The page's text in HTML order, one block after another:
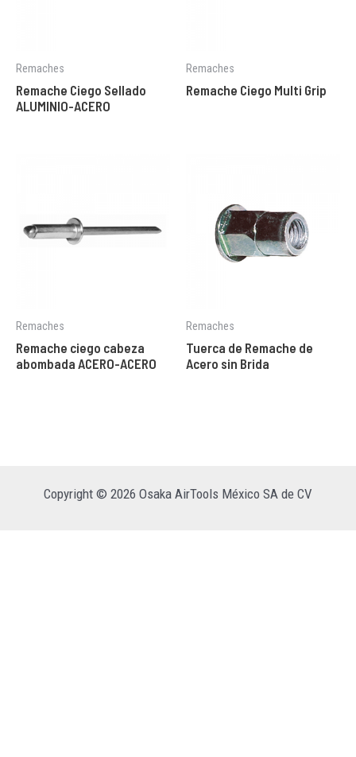
Remaches
Remache Ciego Sellado
ALUMINIO-ACERO
Remaches
Remache Ciego Multi Grip
Remaches
Remache ciego cabeza
abombada ACERO-ACERO
Remaches
Tuerca de Remache de
Acero sin Brida
Copyright © 2026 Osaka AirTools México SA de CV